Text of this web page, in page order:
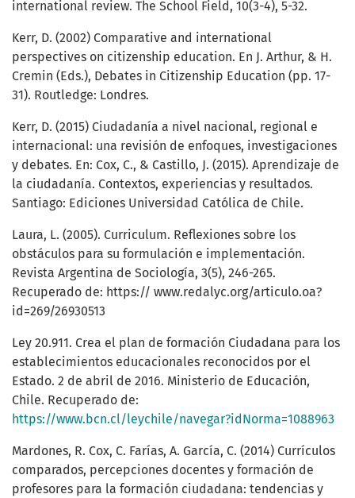
international review. The School Field, 10(3-4), 5-32.
Kerr, D. (2002) Comparative and international
perspectives on citizenship education. En J. Arthur, & H.
Cremin (Eds.), Debates in Citizenship Education (pp. 17-
31). Routledge: Londres.
Kerr, D. (2015) Ciudadanía a nivel nacional, regional e
internacional: una revisión de enfoques, investigaciones
y debates. En: Cox, C., & Castillo, J. (2015). Aprendizaje de
la ciudadanía. Contextos, experiencias y resultados.
Santiago: Ediciones Universidad Católica de Chile.
Laura, L. (2005). Curriculum. Reflexiones sobre los
obstáculos para su formulación e implementación.
Revista Argentina de Sociología, 3(5), 246-265.
Recuperado de: https:// www.redalyc.org/articulo.oa?
id=269/26930513
Ley 20.911. Crea el plan de formación Ciudadana para los
establecimientos educacionales reconocidos por el
Estado. 2 de abril de 2016. Ministerio de Educación,
Chile. Recuperado de:
https://www.bcn.cl/leychile/navegar?idNorma=1088963
Mardones, R. Cox, C. Farías, A. García, C. (2014) Currículos
comparados, percepciones docentes y formación de
profesores para la formación ciudadana: tendencias y